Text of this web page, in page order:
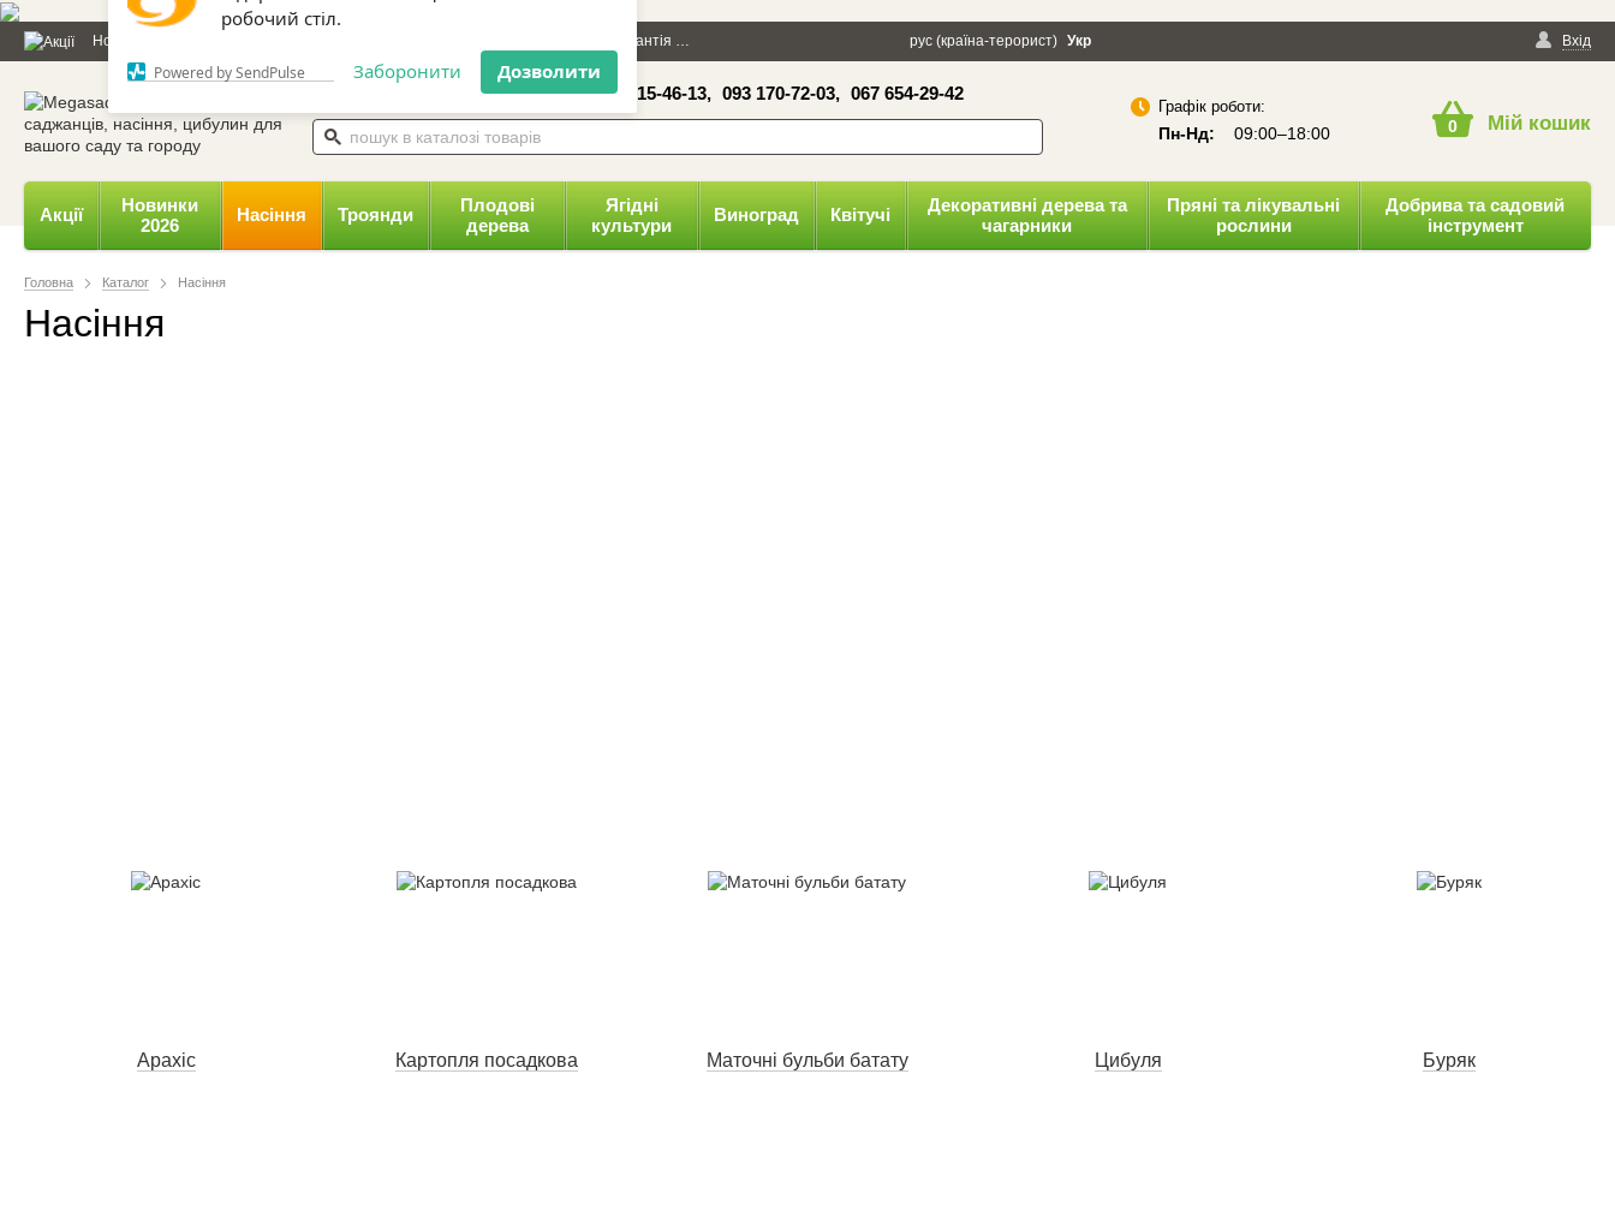
Дозвольте сайту megasad.net
відправляти вам сповіщення на
робочий стіл.
Powered by SendPulse Заборонити Дозволити
Новини та статті Гарантія Політика конфіденційності Вхід
рус (країна-терорист) Укр
067 654-16-41, 050 515-46-13, 093 170-72-03, 067 654-29-42
Графік роботи:
Пн-Нд: 09:00–18:00 0 Мій кошик
Акції
Новинки
2026
Насіння Троянди
Плодові
дерева
Ягідні
культури
Виноград Квітучі
Декоративні дерева та
чагарники
Пряні та лікувальні
рослини
Добрива та садовий
інструмент
Головна Каталог Насіння
Насіння
Арахіс Картопля посадкова Маточні бульби батату Цибуля Буряк